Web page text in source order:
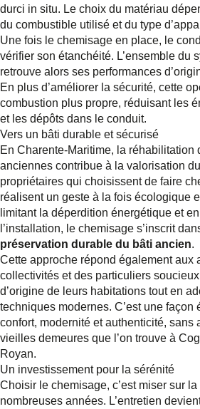
durci in situ. Le choix du matériau
du combustible utilisé et du type
Une fois le chemisage en place, le
vérifier son étanchéité. L’ensemble du
retrouve alors ses performances
En plus d’améliorer la sécurité, cette
combustion plus propre, réduisant les
et les dépôts dans le conduit.
Vers un bâti durable et sécurisé
En Charente-Maritime, la réhabilitation
anciennes contribue à la valorisation
propriétaires qui choisissent de faire
réalisent un geste à la fois écologique
limitant la déperdition énergétique et
l’installation, le chemisage s’inscrit
préservation durable du bâti ancien.
Cette approche répond également aux
collectivités et des particuliers
d’origine de leurs habitations tout en
techniques modernes. C’est une façon
confort, modernité et authenticité, sans
vieilles demeures que l’on trouve à
Royan.
Un investissement pour la sérénité
Choisir le chemisage, c’est miser sur
nombreuses années. L’entretien